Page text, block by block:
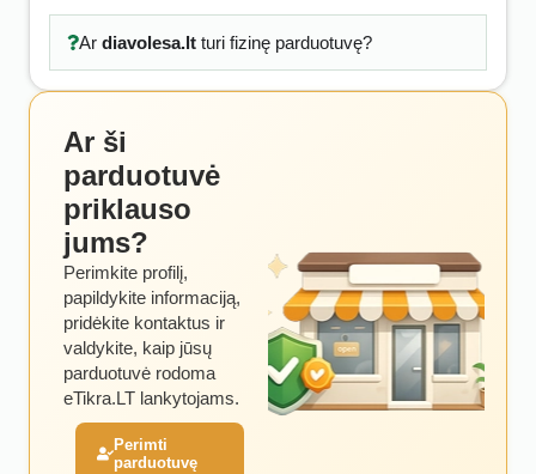
Ar diavolesa.ltturi fizinę parduotuvę?
Ar ši
parduotuvė
priklauso
jums?
Perimkite profilį,
papildykite informaciją,
pridėkite kontaktus ir
valdykite, kaip jūsų
parduotuvė rodoma
eTikra.LT lankytojams.
Perimti
parduotuvę